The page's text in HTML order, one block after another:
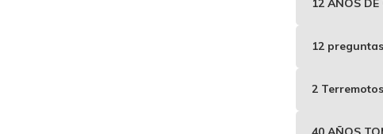
12 AÑOS DE
12 preguntas
2 Terremotos